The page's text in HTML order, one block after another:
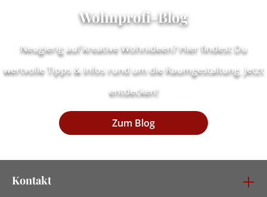
Wohnprofi-Blog
Neugierig auf kreative Wohnideen? Hier findest Du
wertvolle Tipps & Infos rund um die Raumgestaltung. Jetzt
entdecken!
Zum Blog
Kontakt